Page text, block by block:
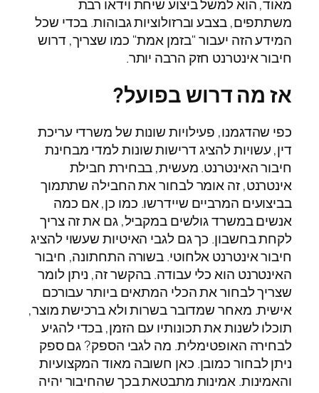
מאוד, הוא למשל ביצוע שיחת וידאו רבת
משתתפים, בצבע וברזולוציות גבוהות. בכדי שכל
המידע הזה יעבור "בזמן אמת" כמו שצריך, דרוש
חיבור אינטרנט חזק הרבה יותר.
אז מה דרוש בפועל?
כפי שהדגמנו, פעילויות שונות של משרדי עריכת
דין, עשויות להציג דרישות שונות למדי מבחינת
חיבור האינטרנט. מעשית, בבחירת חבילת
אינטרנט, זה אומר לבחור את החבילה שתתמוך
בביצועים המרביים שיידרשו. כמו כן, אם כמה
אנשים במשרד גולשים במקביל, גם את זה צריך
לקחת בחשבון. כך גם לגבי האיטיות שעשוי להציג
חיבור אינטרנט אלחוטי. בשורה התחתונה, חיבור
האינטרנט הוא כלי עבודה. בהקשר זה, ניתן לומר
שצריך לבחור את הכלי המתאים ביותר עבורכם
אישית. מאחר שמדובר בשרות ולא ברכישת מוצר,
תוכלו לשנות את תכונותיו עם הזמן, בכדי להגיע
לבחירה האופטימלית. מה לגבי הספק? גם ספק
ניתן לבחור כמובן. כאן חשובה מאוד המקצועיות
והאמינות. אמינות מתבטאת בכך שהחיבור יהיה